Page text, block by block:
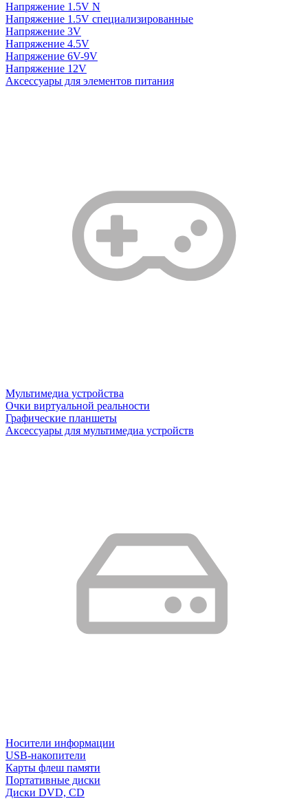
Напряжение 1.5V N
Напряжение 1.5V специализированные
Напряжение 3V
Напряжение 4.5V
Напряжение 6V-9V
Напряжение 12V
Аксессуары для элементов питания
Мультимедиа устройства
Очки виртуальной реальности
Графические планшеты
Аксессуары для мультимедиа устройств
Носители информации
USB-накопители
Карты флеш памяти
Портативные диски
Диски DVD, CD